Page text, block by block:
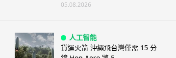
05.08.2026
人工智能
貨運火箭 沖繩飛台灣僅需 15 分